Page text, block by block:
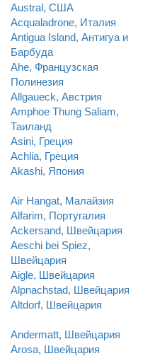
Austral, США
Acqualadrone, Италия
Antigua Island, Антигуа и
Барбуда
Ahe, Французская
Полинезия
Allgaueck, Австрия
Amphoe Thung Saliam,
Таиланд
Asini, Греция
Achlia, Греция
Akashi, Япония
Air Hangat, Малайзия
Alfarim, Португалия
Ackersand, Швейцария
Aeschi bei Spiez,
Швейцария
Aigle, Швейцария
Alpnachstad, Швейцария
Altdorf, Швейцария
Andermatt, Швейцария
Arosa, Швейцария